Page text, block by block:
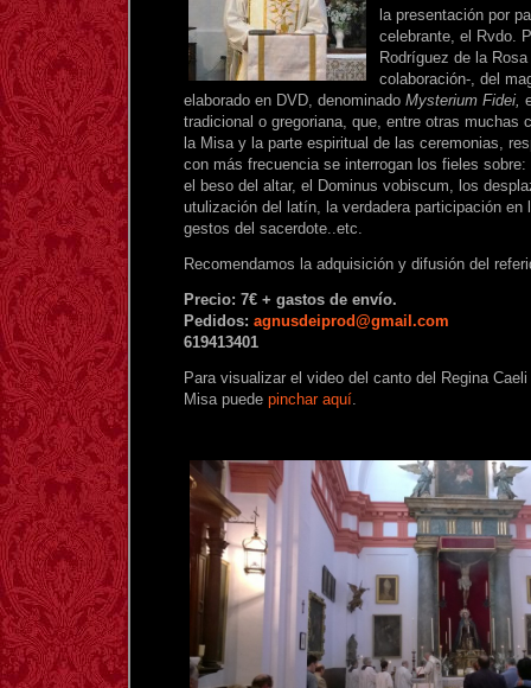
la presentación por
celebrante, el Rvdo.
Rodríguez de la
colaboración-, del
elaborado en DVD, denominado Mysterium Fidei,
tradicional o gregoriana, que, entre otras muchas
la Misa y la parte espiritual de las ceremonias,
con más frecuencia se interrogan los fieles
el beso del altar, el Dominus vobiscum, los
utulización del latín, la verdadera participación
gestos del sacerdote..etc.
Recomendamos la adquisición y difusión del
Precio: 7€ + gastos de envío.
Pedidos: agnusdeiprod@gmail.com
619413401
Para visualizar el video del canto del Regina
Misa puede pinchar aquí.